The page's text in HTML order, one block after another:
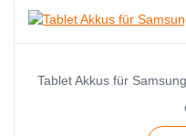
Tablet Akkus für